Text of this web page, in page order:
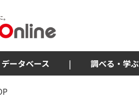
データベース | 調べる・学ぶ